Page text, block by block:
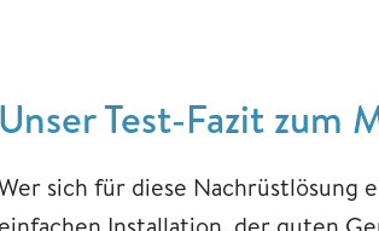
Unser Test-Fazit zum
sich für diese